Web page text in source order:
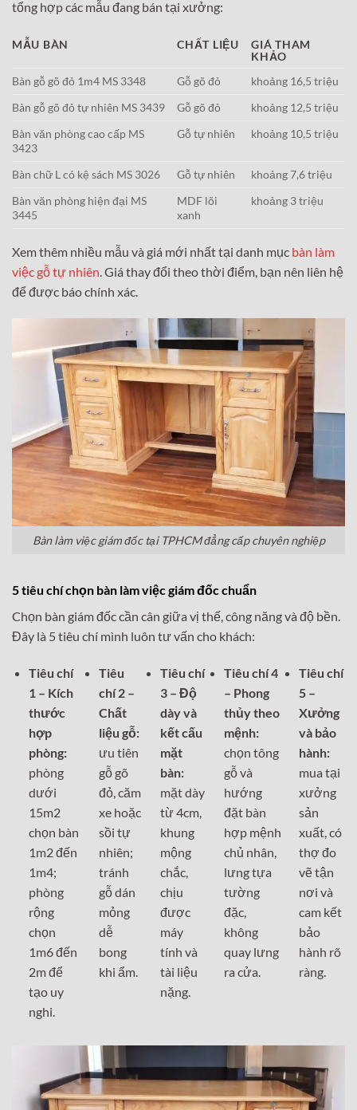
tổng hợp các mẫu đang bán tại xưởng:
MẪU BÀN CHẤT LIỆU
GIÁ THAM
KHẢO
Bàn gỗ gõ đỏ 1m4 MS 3348
Gỗ gõ đỏ
khoảng 16,5 triệu
Bàn gỗ gõ đỏ tự nhiên MS 3439
Gỗ gõ đỏ
khoảng 12,5 triệu
Bàn văn phòng cao cấp MS
3423
Gỗ tự nhiên khoảng 10,5 triệu
Bàn chữ L có kệ sách MS 3026 Gỗ tự nhiên
khoảng 7,6 triệu
Bàn văn phòng hiện đại MS
3445
MDF lõi
xanh
khoảng 3 triệu
Xem thêm nhiều mẫu và giá mới nhất tại danh mục bàn làm
việc gỗ tự nhiên. Giá thay đổi theo thời điểm, bạn nên liên hệ
để được báo chính xác.
Bàn làm việc giám đốc tại TPHCM đẳng cấp chuyên nghiệp
5 tiêu chí chọn bàn làm việc giám đốc chuẩn
Chọn bàn giám đốc cần cân giữa vị thế, công năng và độ bền.
Đây là 5 tiêu chí mình luôn tư vấn cho khách:
Tiêu chí
1 – Kích
thước
hợp
phòng:
phòng
dưới
15m2
chọn bàn
1m2 đến
1m4;
phòng
rộng
chọn
1m6 đến
2m để
tạo uy
nghi.
Tiêu
chí 2 –
Chất
liệu gỗ:
ưu tiên
gỗ gõ
đỏ, căm
xe hoặc
sồi tự
nhiên;
tránh
gỗ dán
mỏng
dễ
bong
khi ẩm.
Tiêu chí
3 – Độ
dày và
kết cấu
mặt
bàn:
mặt dày
từ 4cm,
khung
mộng
chắc,
chịu
được
máy
tính và
tài liệu
nặng.
Tiêu chí 4
– Phong
thủy theo
mệnh:
chọn tông
gỗ và
hướng
đặt bàn
hợp mệnh
chủ nhân,
lưng tựa
tường
đặc,
không
quay lưng
ra cửa.
Tiêu chí
5 –
Xưởng
và bảo
hành:
mua tại
xưởng
sản
xuất, có
thợ đo
vẽ tận
nơi và
cam kết
bảo
hành rõ
ràng.